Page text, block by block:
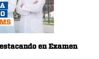
en Examen